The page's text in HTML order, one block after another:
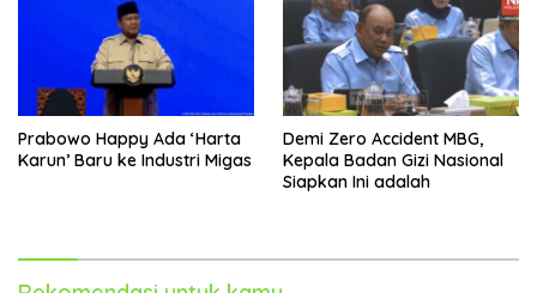
Prabowo Happy Ada ‘Harta
Karun’ Baru ke Industri Migas
Demi Zero Accident MBG,
Kepala Badan Gizi Nasional
Siapkan Ini adalah